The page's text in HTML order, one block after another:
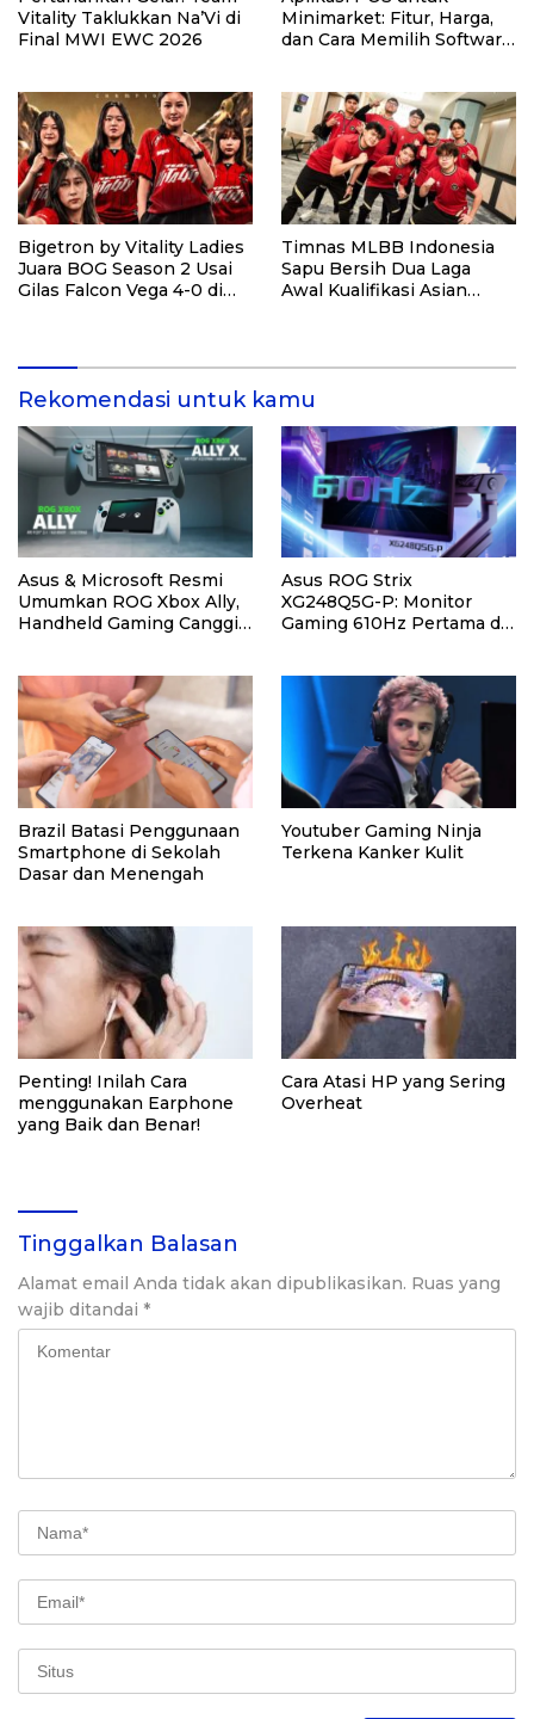
Vitality Taklukkan Na’Vi di
Final MWI EWC 2026
Minimarket: Fitur, Harga,
dan Cara Memilih Software
Bigetron by Vitality Ladies
Juara BOG Season 2 Usai
Gilas Falcon Vega 4-0 di
Timnas MLBB Indonesia
Sapu Bersih Dua Laga
Awal Kualifikasi Asian
Rekomendasi untuk kamu
Asus & Microsoft Resmi
Umumkan ROG Xbox Ally,
Handheld Gaming Canggih
Asus ROG Strix
XG248Q5G-P: Monitor
Gaming 610Hz Pertama di
Brazil Batasi Penggunaan
Smartphone di Sekolah
Dasar dan Menengah
Youtuber Gaming Ninja
Terkena Kanker Kulit
Penting! Inilah Cara
menggunakan Earphone
yang Baik dan Benar!
Cara Atasi HP yang Sering
Overheat
Tinggalkan Balasan
Alamat email Anda tidak akan dipublikasikan. Ruas yang
wajib ditandai *